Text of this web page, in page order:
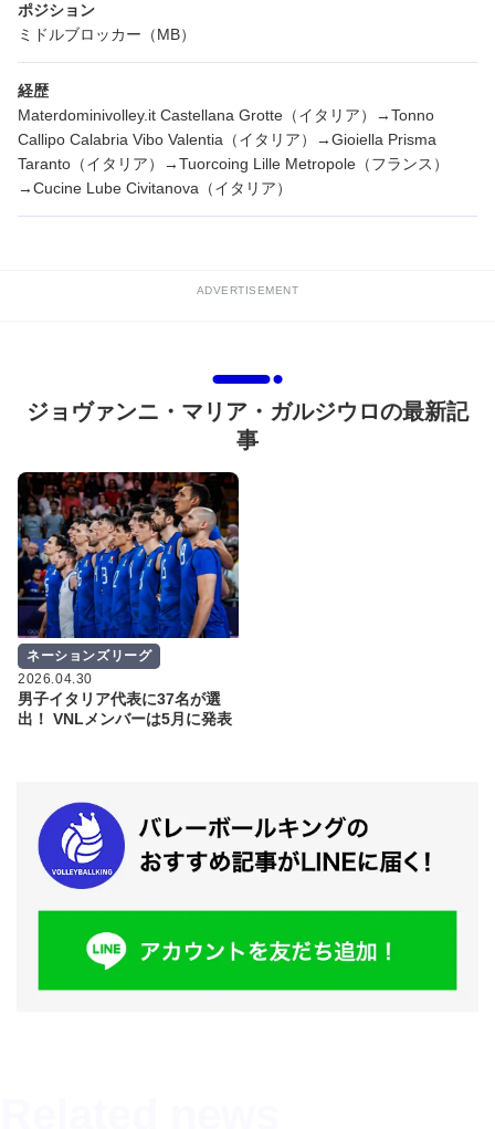
ポジション
ミドルブロッカー（MB）
経歴
Materdominivolley.it Castellana Grotte（イタリア）→Tonno
Callipo Calabria Vibo Valentia（イタリア）→Gioiella Prisma
Taranto（イタリア）→Tuorcoing Lille Metropole（フランス）
→Cucine Lube Civitanova（イタリア）
ADVERTISEMENT
ジョヴァンニ・マリア・ガルジウロの最新記
事
ネーションズリーグ
2026.04.30
男子イタリア代表に37名が選
出！ VNLメンバーは5月に発表